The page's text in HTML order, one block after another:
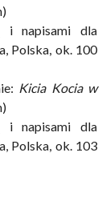
i napisami dla
Polska, ok. 100
Kicia Kocia w
i napisami dla
Polska, ok. 103